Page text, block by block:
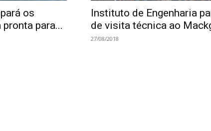
os
para...
Instituto de Engenharia
de visita técnica ao
27/08/2018